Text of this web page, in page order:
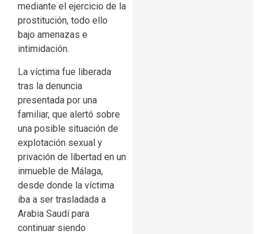
mediante el ejercicio de la
prostitución, todo ello
bajo amenazas e
intimidación.
La víctima fue liberada
tras la denuncia
presentada por una
familiar, que alertó sobre
una posible situación de
explotación sexual y
privación de libertad en un
inmueble de Málaga,
desde donde la víctima
iba a ser trasladada a
Arabia Saudí para
continuar siendo